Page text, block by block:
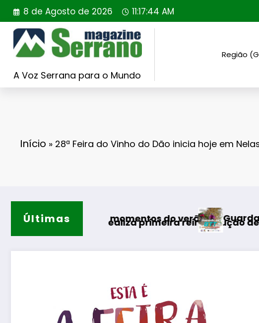
Saltar
para
conteúdo
8 de Agosto de 2026 11:17:45 AM
A Voz Serrana para o Mundo
Região
Início » 28ª Feira do Vinho do Dão inicia hoje em
Últimas
momentos do verão
realiza primeira reintrodução de coelho-bravo
Guarda desafia